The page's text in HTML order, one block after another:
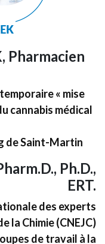
Pharmacien
« mise
cannabis médical
de Saint-Martin
Ph.D.,
ERT.
des experts
la Chimie (CNEJC)
de travail à la